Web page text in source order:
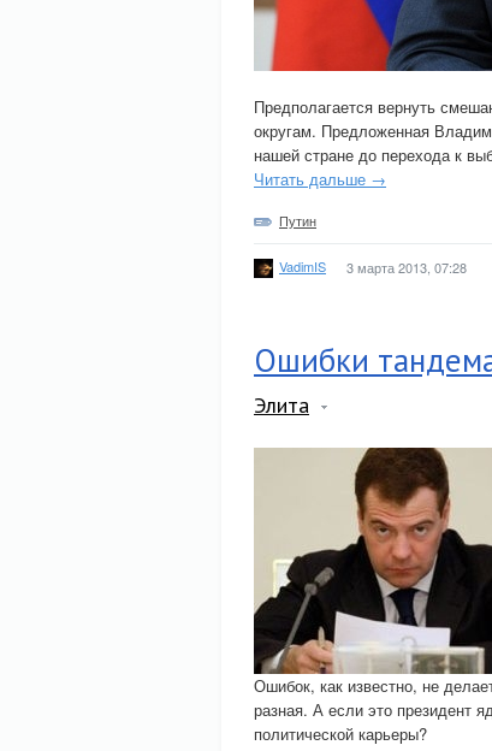
Предполагается вернуть
округам. Предложенная
нашей стране до перехода к
Читать дальше →
Путин
VadimIS 3 марта 2013, 07:28
Ошибки
Элита
Ошибок, как известно, не
разная. А если это президент
политической карьеры?